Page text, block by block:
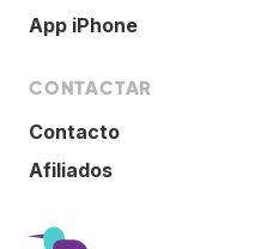
App iPhone
CONTACTAR
Contacto
Afiliados